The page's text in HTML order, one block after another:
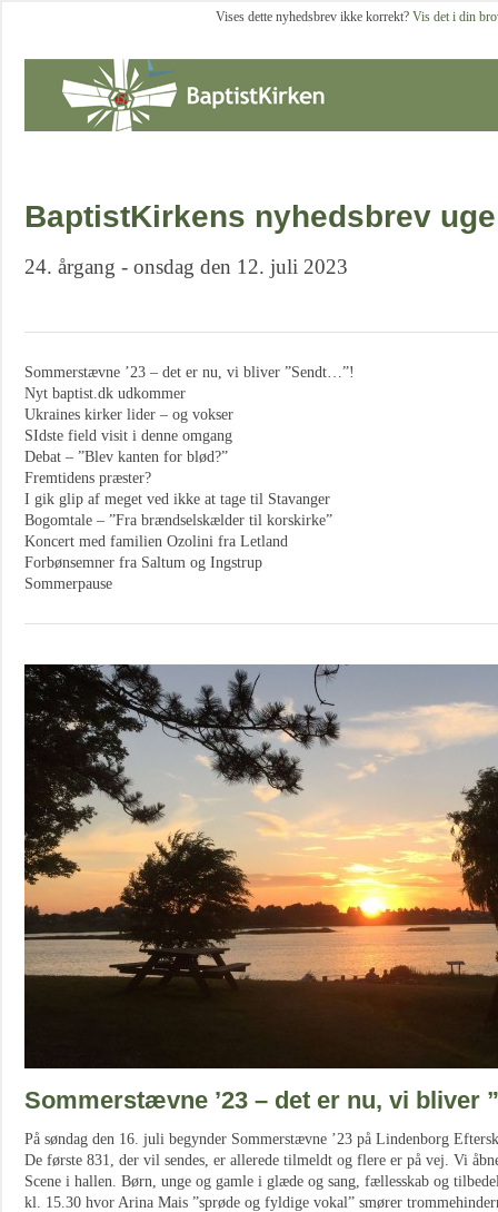
Vises dette nyhedsbrev ikke korrekt? Vis det i din
BaptistKirkens nyhedsbrev
24. årgang - onsdag den 12. juli 2023
Sommerstævne ’23 – det er nu, vi bliver ”Sendt…”!
Nyt baptist.dk udkommer
Ukraines kirker lider – og vokser
SIdste field visit i denne omgang
Debat – ”Blev kanten for blød?”
Fremtidens præster?
I gik glip af meget ved ikke at tage til Stavanger
Bogomtale – ”Fra brændselskælder til korskirke”
Koncert med familien Ozolini fra Letland
Forbønsemner fra Saltum og Ingstrup
Sommerpause
Sommerstævne ’23 – det er nu, vi bliver
På søndag den 16. juli begynder Sommerstævne ’23 på Lindenborg
De første 831, der vil sendes, er allerede tilmeldt og flere er på vej. Vi
Scene i hallen. Børn, unge og gamle i glæde og sang, fællesskab og
kl. 15.30 hvor Arina Mais ”sprøde og fyldige vokal” smører